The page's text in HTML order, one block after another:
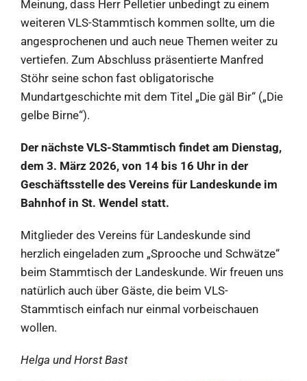
Meinung, dass Herr Pelletier unbedingt zu einem
weiteren VLS-Stammtisch kommen sollte, um die
angesprochenen und auch neue Themen weiter zu
vertiefen. Zum Abschluss präsentierte Manfred
Stöhr seine schon fast obligatorische
Mundartgeschichte mit dem Titel „Die gäl Bir“ („Die
gelbe Birne“).
Der nächste VLS-Stammtisch findet am Dienstag,
dem 3. März 2026, von 14 bis 16 Uhr in der
Geschäftsstelle des Vereins für Landeskunde im
Bahnhof in St. Wendel statt.
Mitglieder des Vereins für Landeskunde sind
herzlich eingeladen zum „Sprooche und Schwätze“
beim Stammtisch der Landeskunde. Wir freuen uns
natürlich auch über Gäste, die beim VLS-
Stammtisch einfach nur einmal vorbeischauen
wollen.
Helga und Horst Bast